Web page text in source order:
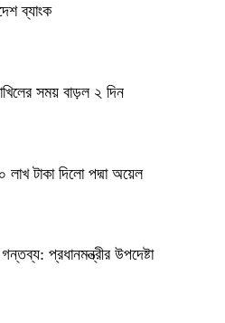
ব্যাংক
সময় বাড়ল ২ দিন
টাকা দিলো পদ্মা অয়েল
প্রধানমন্ত্রীর উপদেষ্টা